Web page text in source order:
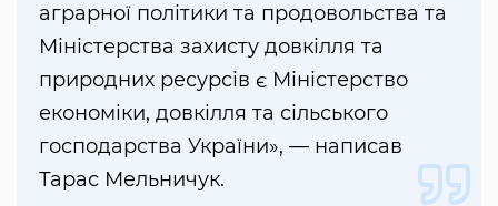
аграрної політики та продовольства та
Міністерства захисту довкілля та
природних ресурсів є Міністерство
економіки, довкілля та сільського
господарства України», — написав
Тарас Мельничук.